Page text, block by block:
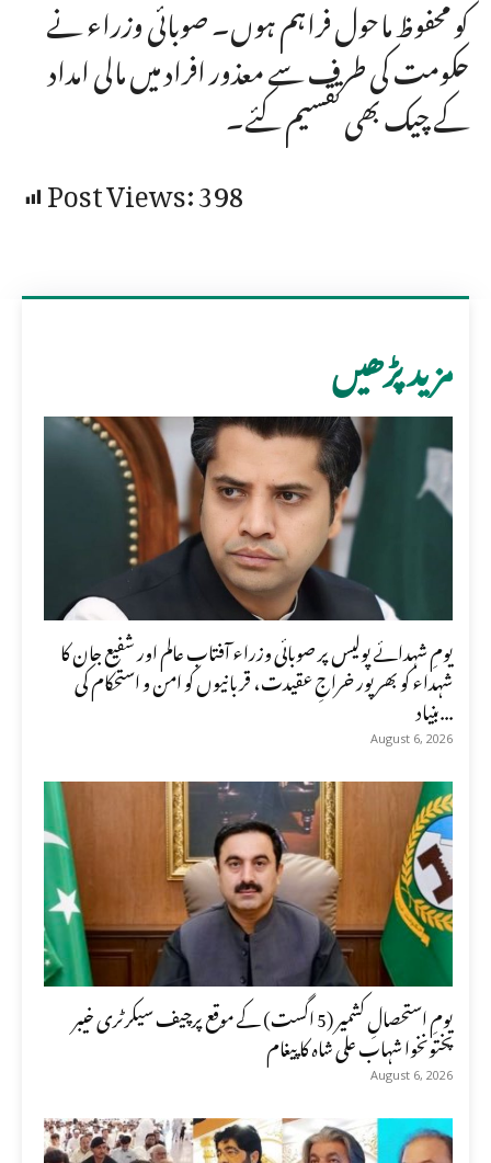
کو محفوظ ماحول فراہم ہوں۔ صوبائی وزراء نے
حکومت کی طرف سے معذور افراد میں مالی امداد
کے چیک بھی تقسیم کئے۔
Post Views:398
مزید پڑھیں
یومِ شہدائے پولیس پر صوبائی وزراء آفتاب عالم اور شفیع جان کا
شہداء کو بھرپور خراجِ عقیدت، قربانیوں کو امن و استحکام کی
بنیاد...
August 6, 2026
یومِ استحصالِ کشمیر (5 اگست) کے موقع پرچیف سیکرٹری خیبر
پختونخوا شہاب علی شاہ کا پیغام
August 6, 2026